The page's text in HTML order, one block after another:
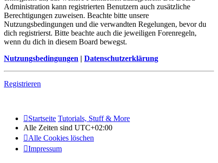
Administration kann registrierten Benutzern auch zusätzliche
Berechtigungen zuweisen. Beachte bitte unsere
Nutzungsbedingungen und die verwandten Regelungen, bevor du
dich registrierst. Bitte beachte auch die jeweiligen Forenregeln,
wenn du dich in diesem Board bewegst.
Nutzungsbedingungen | Datenschutzerklärung
Registrieren
Startseite Tutorials, Stuff & More
Alle Zeiten sind UTC+02:00
Alle Cookies löschen
Impressum